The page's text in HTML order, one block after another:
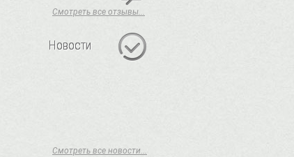
Смотреть все отзывы...
Новости
Смотреть все новости...